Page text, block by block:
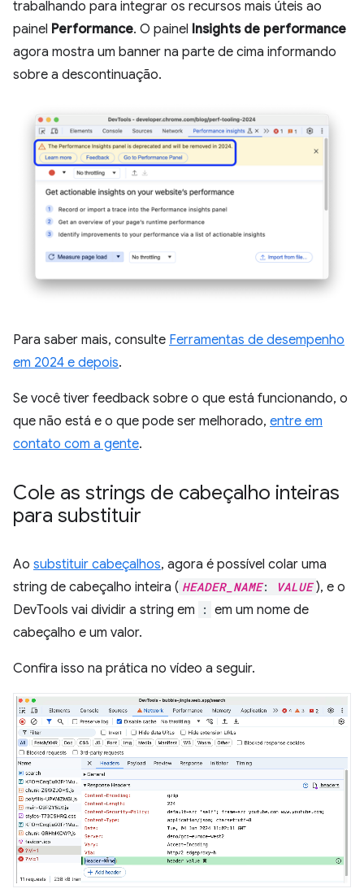
trabalhando para integrar os recursos mais úteis ao
painel Performance. O painel Insights de performance
agora mostra um banner na parte de cima informando
sobre a descontinuação.
Para saber mais, consulte Ferramentas de desempenho
em 2024 e depois.
Se você tiver feedback sobre o que está funcionando, o
que não está e o que pode ser melhorado, entre em
contato com a gente.
Cole as strings de cabeçalho inteiras
para substituir
Ao substituir cabeçalhos, agora é possível colar uma
string de cabeçalho inteira ( HEADER_NAME: VALUE ), e o
DevTools vai dividir a string em
: em um nome de
cabeçalho e um valor.
Confira isso na prática no vídeo a seguir.